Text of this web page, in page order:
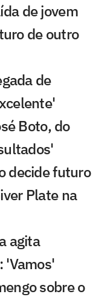
de jovem
de outro
de
Boto, do
decide futuro
Plate na
agita
'Vamos'
sobre o